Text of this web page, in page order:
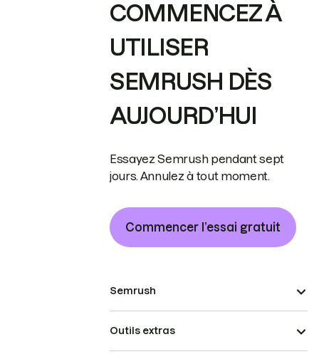
COMMENCEZ À
UTILISER
SEMRUSH DÈS
AUJOURD’HUI
Essayez Semrush pendant sept
jours. Annulez à tout moment.
Commencer l’essai gratuit
Semrush
Outils extras